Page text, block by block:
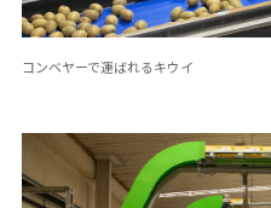
コンベヤーで運ばれるキウイ